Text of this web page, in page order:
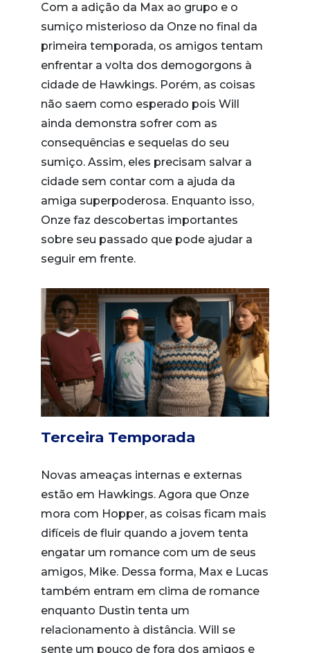
Com a adição da Max ao grupo e o
sumiço misterioso da Onze no final da
primeira temporada, os amigos tentam
enfrentar a volta dos demogorgons à
cidade de Hawkings. Porém, as coisas
não saem como esperado pois Will
ainda demonstra sofrer com as
consequências e sequelas do seu
sumiço. Assim, eles precisam salvar a
cidade sem contar com a ajuda da
amiga superpoderosa. Enquanto isso,
Onze faz descobertas importantes
sobre seu passado que pode ajudar a
seguir em frente.
Terceira Temporada
Novas ameaças internas e externas
estão em Hawkings. Agora que Onze
mora com Hopper, as coisas ficam mais
difíceis de fluir quando a jovem tenta
engatar um romance com um de seus
amigos, Mike. Dessa forma, Max e Lucas
também entram em clima de romance
enquanto Dustin tenta um
relacionamento à distância. Will se
sente um pouco de fora dos amigos e